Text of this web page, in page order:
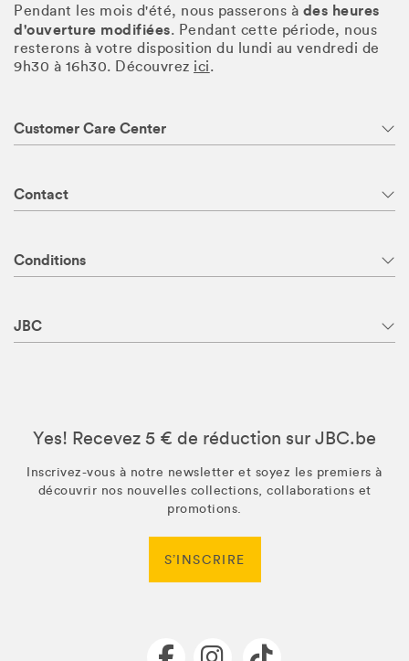
Pendant les mois d'été, nous passerons à des heures
d'ouverture modifiées. Pendant cette période, nous
resterons à votre disposition du lundi au vendredi de
9h30 à 16h30. Découvrez ici.
Customer Care Center
Contact
Conditions
JBC
Yes! Recevez 5 € de réduction sur JBC.be
Inscrivez-vous à notre newsletter et soyez les premiers à
découvrir nos nouvelles collections, collaborations et
promotions.
S’INSCRIRE